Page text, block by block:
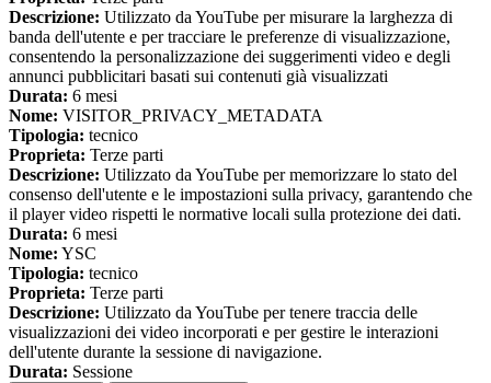
Descrizione: Utilizzato da YouTube per misurare la larghezza di
banda dell'utente e per tracciare le preferenze di visualizzazione,
consentendo la personalizzazione dei suggerimenti video e degli
annunci pubblicitari basati sui contenuti già visualizzati
Durata: 6 mesi
Nome: VISITOR_PRIVACY_METADATA
Tipologia: tecnico
Proprieta: Terze parti
Descrizione: Utilizzato da YouTube per memorizzare lo stato del
consenso dell'utente e le impostazioni sulla privacy, garantendo che
il player video rispetti le normative locali sulla protezione dei dati.
Durata: 6 mesi
Nome: YSC
Tipologia: tecnico
Proprieta: Terze parti
Descrizione: Utilizzato da YouTube per tenere traccia delle
visualizzazioni dei video incorporati e per gestire le interazioni
dell'utente durante la sessione di navigazione.
Durata: Sessione